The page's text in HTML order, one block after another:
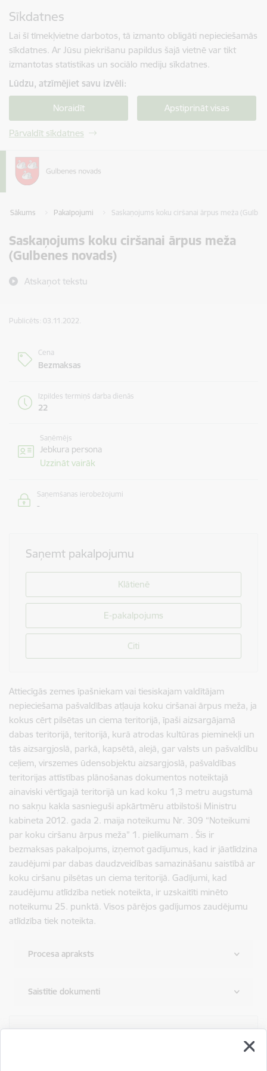
Sīkdatnes
Lai šī tīmekļvietne darbotos, tā izmanto obligāti nepieciešamās
sīkdatnes. Ar Jūsu piekrišanu papildus šajā vietnē var tikt
izmantotas statistikas un sociālo mediju sīkdatnes.
Lūdzu, atzīmējiet savu izvēli:
Noraidīt Apstiprināt visas
Pārvaldīt sīkdatnes
Sākums Pakalpojumi Saskaņojums koku ciršanai ārpus meža
Saskaņojums koku ciršanai ārpus meža
(Gulbenes novads)
Atskaņot tekstu
Publicēts: 03.11.2022.
Cena
Bezmaksas
Izpildes termiņš darba dienās
22
Saņēmējs
Jebkura persona
Uzzināt vairāk
Saņemšanas ierobežojumi
-
Saņemt pakalpojumu
Klātienē
E-pakalpojums
Citi
Attiecīgās zemes īpašniekam vai tiesiskajam valdītājam
nepieciešama pašvaldības atļauja koku ciršanai ārpus meža, ja
kokus cērt pilsētas un ciema teritorijā, īpaši aizsargājamā
dabas teritorijā, teritorijā, kurā atrodas kultūras pieminekļi un
tās aizsargjoslā, parkā, kapsētā, alejā, gar valsts un pašvaldību
ceļiem, virszemes ūdensobjektu aizsargjoslā, pašvaldības
teritorijas attīstības plānošanas dokumentos noteiktajā
ainaviski vērtīgajā teritorijā un kad koku 1,3 metru augstumā
no sakņu kakla sasnieguši apkārtmēru atbilstoši Ministru
kabineta 2012. gada 2. maija noteikumu Nr. 309 “Noteikumi
par koku ciršanu ārpus meža” 1. pielikumam . Šis ir
bezmaksas pakalpojums, izņemot gadījumus, kad ir jāatlīdzina
zaudējumi par dabas daudzveidības samazināšanu saistībā ar
koku ciršanu pilsētas un ciema teritorijā. Gadījumi, kad
zaudējumu atlīdzība netiek noteikta, ir uzskaitīti minēto
noteikumu 25. punktā. Visos pārējos gadījumos zaudējumu
atlīdzība tiek noteikta.
Procesa apraksts
Saistītie dokumenti